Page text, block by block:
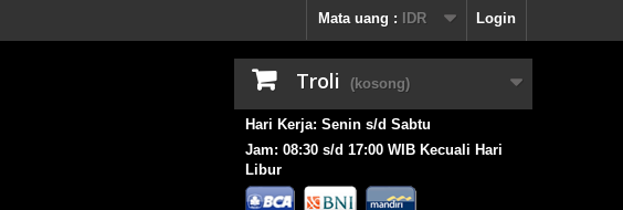
Login
Mata uang : IDR
Troli (kosong)
Hari Kerja: Senin s/d Sabtu
Jam: 08:30 s/d 17:00 WIB Kecuali Hari
Libur